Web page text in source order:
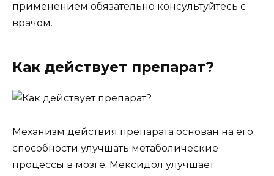
применением обязательно консультуйтесь с
врачом.
Как действует препарат?
Механизм действия препарата основан на его
способности улучшать метаболические
процессы в мозге. Мексидол улучшает